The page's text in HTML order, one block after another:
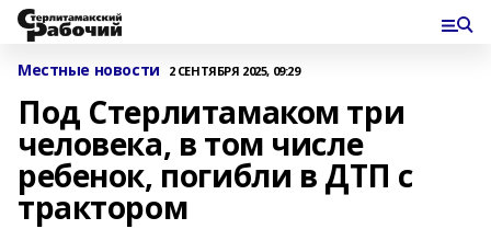
Местные новости 2 СЕНТЯБРЯ 2025, 09:29
Под Стерлитамаком три
человека, в том числе
ребенок, погибли в ДТП с
трактором